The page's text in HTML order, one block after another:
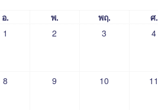
อ. พ. พฤ. ศ.
1
2 3 4
8 9 10 11